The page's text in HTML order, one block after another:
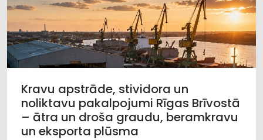
Kravu apstrāde, stividora un
noliktavu pakalpojumi Rīgas Brīvostā
– ātra un droša graudu, beramkravu
un eksporta plūsma